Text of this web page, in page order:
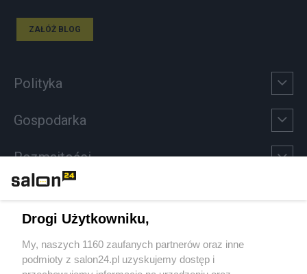
ZAŁÓŻ BLOG
Polityka
Gospodarka
Rozmaitości
Sport
Społeczeństwo
Drogi Użytkowniku,
My, naszych 1160 zaufanych partnerów oraz inne
podmioty z salon24.pl uzyskujemy dostęp i